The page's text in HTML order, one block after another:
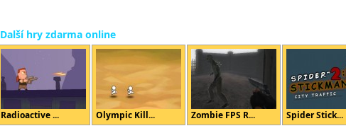
Další hry zdarma online
Radioactive ... Olympic Kill... Zombie FPS R... Spider Stick...